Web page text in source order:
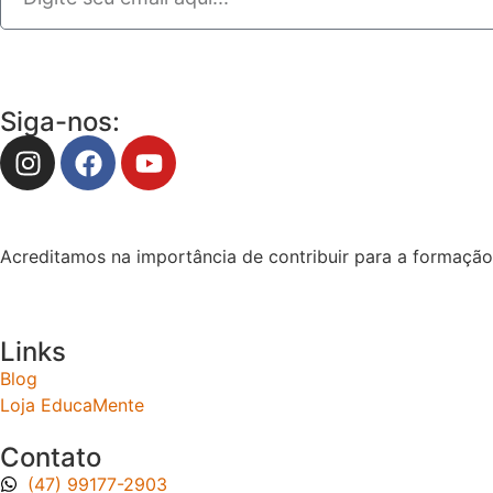
Siga-nos:
Acreditamos na importância de contribuir para a
Links
Blog
Loja EducaMente
Contato
(47) 99177-2903